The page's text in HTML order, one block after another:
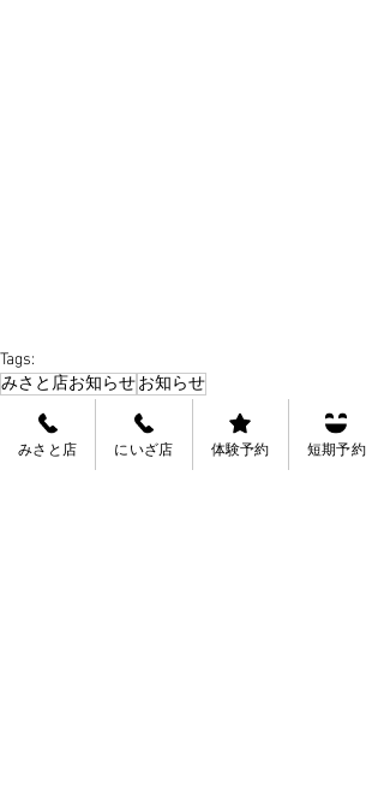
Tags:
みさと店お知らせお知らせ
みさと店 にいざ店 体験予約 短期予約